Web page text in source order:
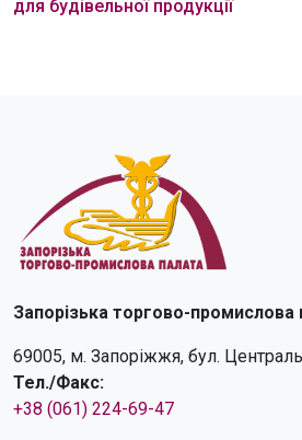
для будівельної продукції
Запорізька торгово-промислова
69005, м. Запоріжжя, бул.
Тел./Факс:
+38 (061) 224-69-47